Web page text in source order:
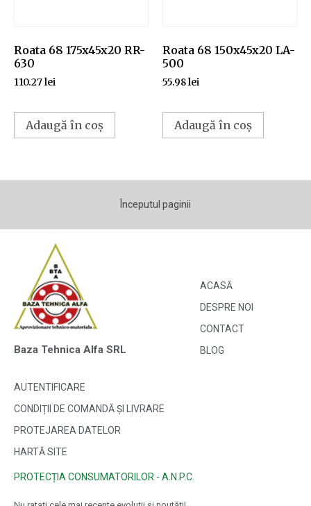
Roata 68 175x45x20 RR-
630
110.27lei
Adaugă în coș
Roata 68 150x45x20 LA-
500
55.98lei
Adaugă în coș
Începutul paginii
Baza Tehnica Alfa SRL
ACASĂ
DESPRE NOI
CONTACT
BLOG
AUTENTIFICARE
CONDIȚII DE COMANDĂ ȘI LIVRARE
PROTEJAREA DATELOR
HARTĂ SITE
PROTECȚIA CONSUMATORILOR - A.N.P.C.